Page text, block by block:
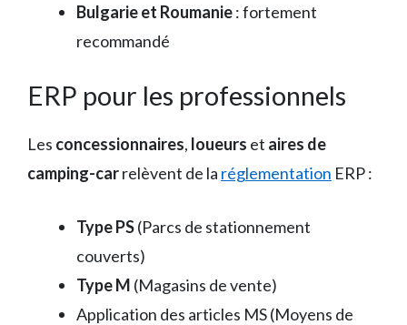
Bulgarie et Roumanie: fortement
recommandé
ERP pour les professionnels
Les concessionnaires, loueurs et aires de
camping-carrelèvent de la réglementation ERP :
Type PS(Parcs de stationnement
couverts)
Type M (Magasins de vente)
Application des articles MS (Moyens de